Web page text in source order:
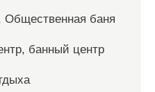
баня
банный центр